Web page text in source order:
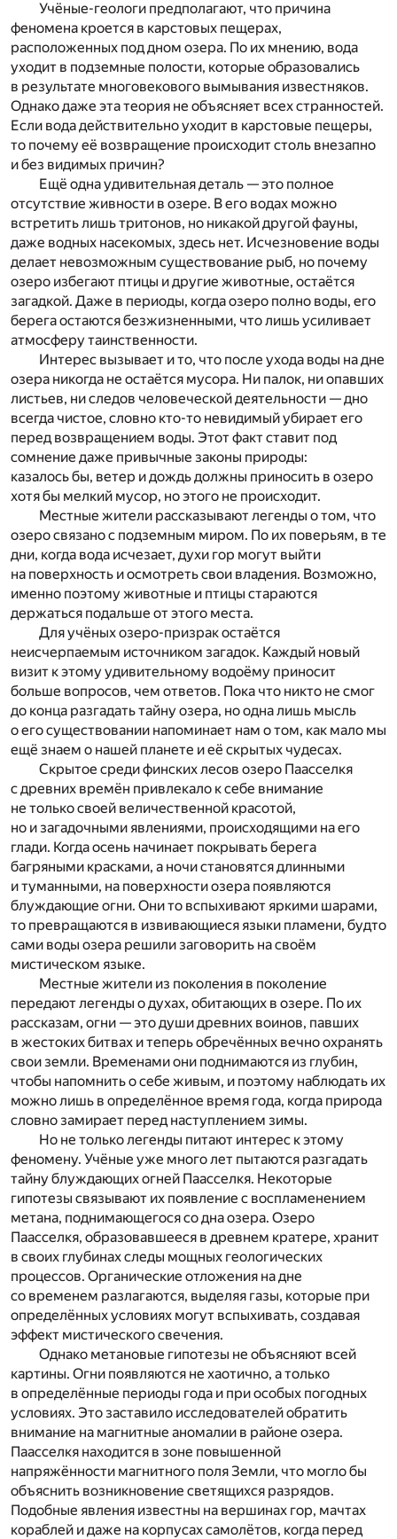
Учёные-геологи предполагают, что причина
феномена кроется в карстовых пещерах,
расположенных под дном озера. По их мнению, вода
уходит в подземные полости, которые образовались
в результате многовекового вымывания известняков.
Однако даже эта теория не объясняет всех странностей.
Если вода действительно уходит в карстовые пещеры,
то почему её возвращение происходит столь внезапно
и без видимых причин?
Ещё одна удивительная деталь — это полное
отсутствие живности в озере. В его водах можно
встретить лишь тритонов, но никакой другой фауны,
даже водных насекомых, здесь нет. Исчезновение воды
делает невозможным существование рыб, но почему
озеро избегают птицы и другие животные, остаётся
загадкой. Даже в периоды, когда озеро полно воды, его
берега остаются безжизненными, что лишь усиливает
атмосферу таинственности.
Интерес вызывает и то, что после ухода воды на дне
озера никогда не остаётся мусора. Ни палок, ни опавших
листьев, ни следов человеческой деятельности — дно
всегда чистое, словно кто-то невидимый убирает его
перед возвращением воды. Этот факт ставит под
сомнение даже привычные законы природы:
казалось бы, ветер и дождь должны приносить в озеро
хотя бы мелкий мусор, но этого не происходит.
Местные жители рассказывают легенды о том, что
озеро связано с подземным миром. По их поверьям, в те
дни, когда вода исчезает, духи гор могут выйти
на поверхность и осмотреть свои владения. Возможно,
именно поэтому животные и птицы стараются
держаться подальше от этого места.
Для учёных озеро-призрак остаётся
неисчерпаемым источником загадок. Каждый новый
визит к этому удивительному водоёму приносит
больше вопросов, чем ответов. Пока что никто не смог
до конца разгадать тайну озера, но одна лишь мысль
о его существовании напоминает нам о том, как мало мы
ещё знаем о нашей планете и её скрытых чудесах.
Скрытое среди финских лесов озеро Паасселкя
с древних времён привлекало к себе внимание
не только своей величественной красотой,
но и загадочными явлениями, происходящими на его
глади. Когда осень начинает покрывать берега
багряными красками, а ночи становятся длинными
и туманными, на поверхности озера появляются
блуждающие огни. Они то вспыхивают яркими шарами,
то превращаются в извивающиеся языки пламени, будто
сами воды озера решили заговорить на своём
мистическом языке.
Местные жители из поколения в поколение
передают легенды о духах, обитающих в озере. По их
рассказам, огни — это души древних воинов, павших
в жестоких битвах и теперь обречённых вечно охранять
свои земли. Временами они поднимаются из глубин,
чтобы напомнить о себе живым, и поэтому наблюдать их
можно лишь в определённое время года, когда природа
словно замирает перед наступлением зимы.
Но не только легенды питают интерес к этому
феномену. Учёные уже много лет пытаются разгадать
тайну блуждающих огней Паасселкя. Некоторые
гипотезы связывают их появление с воспламенением
метана, поднимающегося со дна озера. Озеро
Паасселкя, образовавшееся в древнем кратере, хранит
в своих глубинах следы мощных геологических
процессов. Органические отложения на дне
со временем разлагаются, выделяя газы, которые при
определённых условиях могут вспыхивать, создавая
эффект мистического свечения.
Однако метановые гипотезы не объясняют всей
картины. Огни появляются не хаотично, а только
в определённые периоды года и при особых погодных
условиях. Это заставило исследователей обратить
внимание на магнитные аномалии в районе озера.
Паасселкя находится в зоне повышенной
напряжённости магнитного поля Земли, что могло бы
объяснить возникновение светящихся разрядов.
Подобные явления известны на вершинах гор, мачтах
кораблей и даже на корпусах самолётов, когда перед